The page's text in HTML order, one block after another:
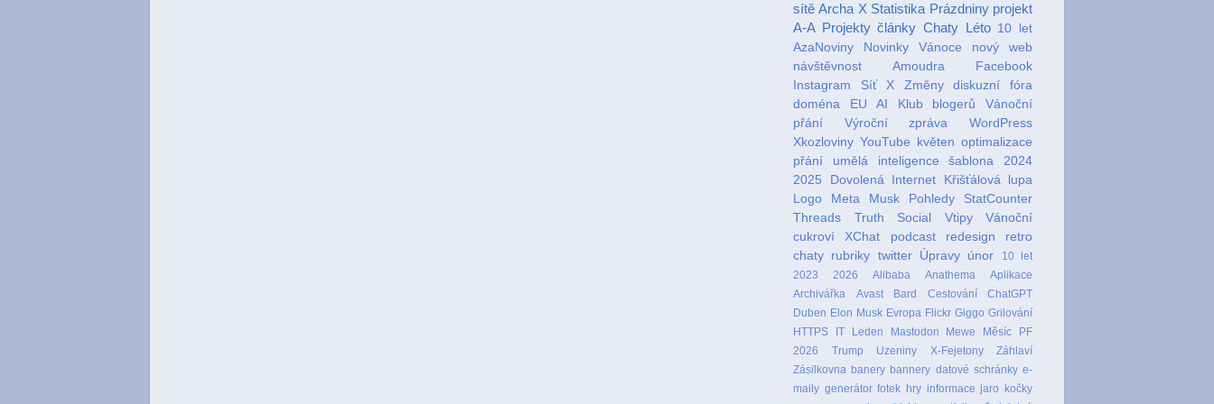
sítě Archa X Statistika Prázdniny projekt
A-A Projekty články Chaty Léto 10 let
AzaNoviny
Novinky Vánoce
nový web
návštěvnost
Amoudra
Facebook
Instagram
Síť X Změny
diskuzní fóra
doména EU
AI Klub blogerů
Vánoční
přání
Výroční zpráva
WordPress
Xkozloviny YouTube květen optimalizace
přání
umělá inteligence šablona
2024
2025
Dovolená Internet
Křišťálová lupa
Logo
Meta Musk Pohledy
StatCounter
Threads
Truth Social Vtipy
Vánoční
cukroví
XChat podcast redesign
retro
chaty rubriky twitter Úpravy únor
10 let
2023
2026 Alibaba Anathema
Aplikace
Archivářka
Avast Bard Cestování
ChatGPT
Duben Elon Musk Evropa Flickr Giggo Grilování
HTTPS
IT Leden Mastodon Mewe Měsíc
PF
2026
Trump Uzeniny X-Fejetony
Záhlaví
Zásilkovna banery bannery datové schránky e-
maily generátor fotek hry informace jaro
kočky